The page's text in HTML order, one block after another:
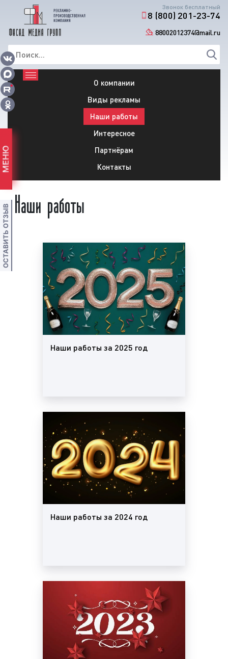
Звонок бесплатный
8 (800) 201-23-74
88002012374@mail.ru
О компании
Виды рекламы
Наши работы
Интересное
Партнёрам
Контакты
Наши работы
Наши работы за 2025 год
Наши работы за 2024 год
МЕНЮ
ОСТАВИТЬ ОТЗЫВ